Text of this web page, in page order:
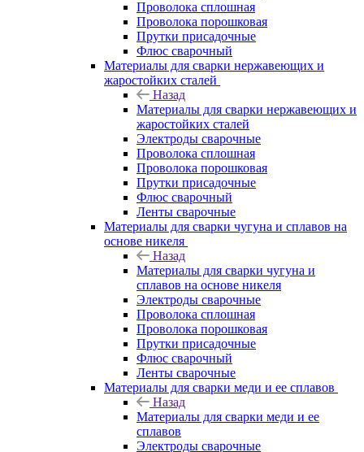
Проволока сплошная
Проволока порошковая
Прутки присадочные
Флюс сварочный
Материалы для сварки нержавеющих и
жаростойких сталей
Назад
Материалы для сварки нержавеющих и
жаростойких сталей
Электроды сварочные
Проволока сплошная
Проволока порошковая
Прутки присадочные
Флюс сварочный
Ленты сварочные
Материалы для сварки чугуна и сплавов на
основе никеля
Назад
Материалы для сварки чугуна и
сплавов на основе никеля
Электроды сварочные
Проволока сплошная
Проволока порошковая
Прутки присадочные
Флюс сварочный
Ленты сварочные
Материалы для сварки меди и ее сплавов
Назад
Материалы для сварки меди и ее
сплавов
Электроды сварочные